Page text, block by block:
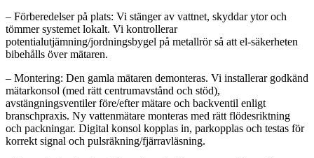
– Förberedelser på plats: Vi stänger av vattnet, skyddar ytor och
tömmer systemet lokalt. Vi kontrollerar
potentialutjämning/jordningsbygel på metallrör så att el-säkerheten
bibehålls över mätaren.
– Montering: Den gamla mätaren demonteras. Vi installerar godkänd
mätarkonsol (med rätt centrumavstånd och stöd),
avstängningsventiler före/efter mätare och backventil enligt
branschpraxis. Ny vattenmätare monteras med rätt flödesriktning
och packningar. Digital konsol kopplas in, parkopplas och testas för
korrekt signal och pulsräkning/fjärravläsning.